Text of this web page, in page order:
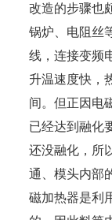
改造的步骤也
锅炉、电阻丝
线，连接变频
升温速度快，
间。但正因电
已经达到融化
还没融化，所
通、模头内部
磁加热器是利